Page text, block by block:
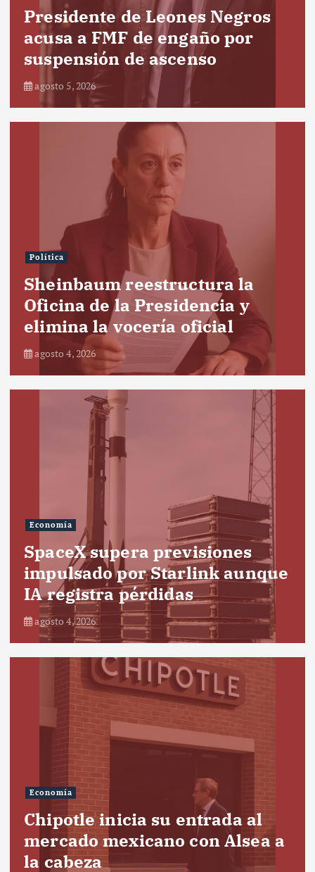
Presidente de Leones Negros
acusa a FMF de engaño por
suspensión de ascenso
agosto 5, 2026
Política
Sheinbaum reestructura la
Oficina de la Presidencia y
elimina la vocería oficial
agosto 4, 2026
Economía
SpaceX supera previsiones
impulsado por Starlink aunque
IA registra pérdidas
agosto 4, 2026
Economía
Chipotle inicia su entrada al
mercado mexicano con Alsea a
la cabeza